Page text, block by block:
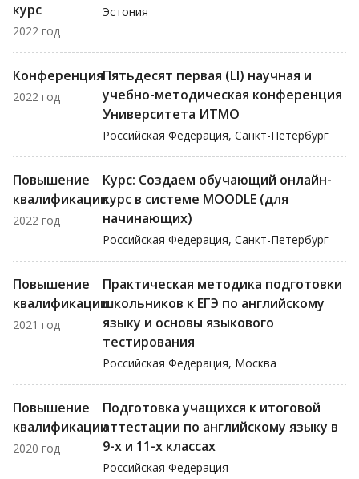
курс
2022 год
Эстония
Конференция
2022 год
Пятьдесят первая (LI) научная и
учебно-методическая конференция
Университета ИТМО
Российская Федерация, Санкт-Петербург
Повышение
квалификации
2022 год
Курс: Создаем обучающий онлайн-
курс в системе MOODLE (для
начинающих)
Российская Федерация, Санкт-Петербург
Повышение
квалификации
2021 год
Практическая методика подготовки
школьников к ЕГЭ по английскому
языку и основы языкового
тестирования
Российская Федерация, Москва
Повышение
квалификации
2020 год
Подготовка учащихся к итоговой
аттестации по английскому языку в
9-х и 11-х классах
Российская Федерация